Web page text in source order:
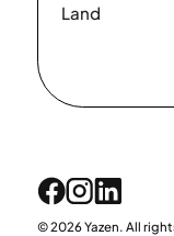
Land
© 2026 Yazen. All